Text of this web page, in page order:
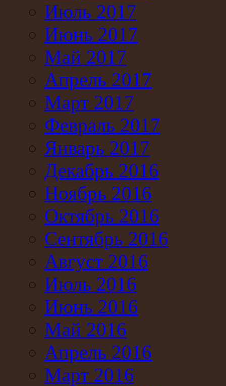
Июль 2017
Июнь 2017
Май 2017
Апрель 2017
Март 2017
Февраль 2017
Январь 2017
Декабрь 2016
Ноябрь 2016
Октябрь 2016
Сентябрь 2016
Август 2016
Июль 2016
Июнь 2016
Май 2016
Апрель 2016
Март 2016